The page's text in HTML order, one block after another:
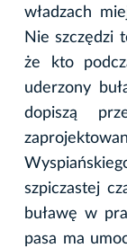
władzach
Nie szczędzi
że kto
uderzony
dopiszą
szpiczastej
buławę w
pasa ma